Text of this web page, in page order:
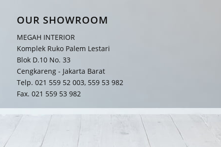
OUR SHOWROOM
MEGAH INTERIOR
Komplek Ruko Palem Lestari
Blok D.10 No. 33
Cengkareng - Jakarta Barat
Telp. 021 559 52 003, 559 53 982
Fax. 021 559 53 982